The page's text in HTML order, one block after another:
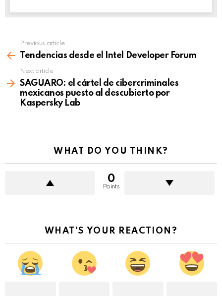
more
Previous article
Tendencias desde el Intel Developer Forum
Next article
SAGUARO: el cártel de cibercriminales
mexicanos puesto al descubierto por
Kaspersky Lab
WHAT DO YOU THINK?
0
Points
WHAT'S YOUR REACTION?